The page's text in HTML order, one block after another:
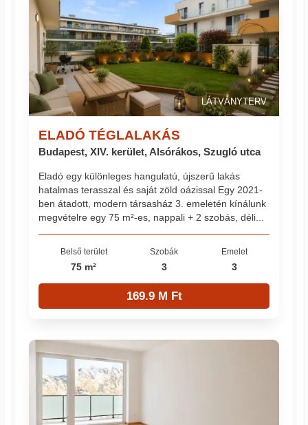
LÁTVÁNYTERV
ELADÓ TÉGLALAKÁS
Budapest, XIV. kerület, Alsórákos, Szugló utca
Eladó egy különleges hangulatú, újszerű lakás
hatalmas terasszal és saját zöld oázissal Egy 2021-
ben átadott, modern társasház 3. emeletén kínálunk
megvételre egy 75 m²-es, nappali + 2 szobás, déli...
Belső terület
75 m²
Szobák
3
Emelet
3
169.9 M Ft